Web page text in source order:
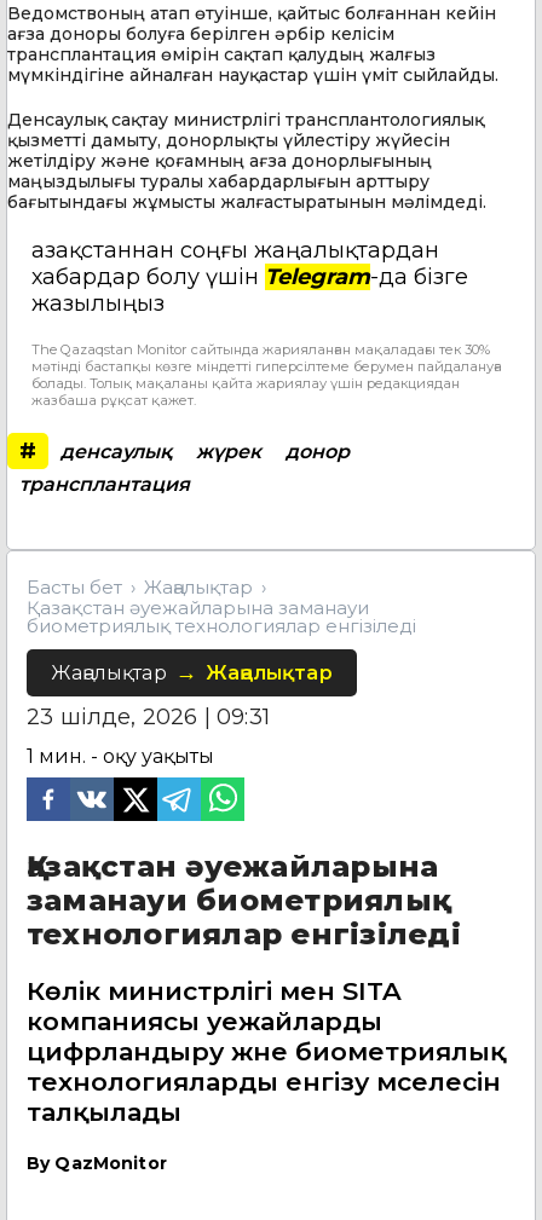
Ведомствоның атап өтуінше, қайтыс болғаннан кейін
ағза доноры болуға берілген әрбір келісім
трансплантация өмірін сақтап қалудың жалғыз
мүмкіндігіне айналған науқастар үшін үміт сыйлайды.
Денсаулық сақтау министрлігі трансплантологиялық
қызметті дамыту, донорлықты үйлестіру жүйесін
жетілдіру және қоғамның ағза донорлығының
маңыздылығы туралы хабардарлығын арттыру
бағытындағы жұмысты жалғастыратынын мәлімдеді.
Қазақстаннан соңғы жаңалықтардан
хабардар болу үшін Telegram-да бізге
жазылыңыз
The Qazaqstan Monitor сайтында жарияланған мақаладағы тек 30%
мәтінді бастапқы көзге міндетті гиперсілтеме берумен пайдалануға
болады. Толық мақаланы қайта жариялау үшін редакциядан
жазбаша рұқсат қажет.
# денсаулық жүрек
донор
трансплантация
Басты бет
Жаңалықтар
Қазақстан әуежайларына заманауи
биометриялық технологиялар енгізіледі
Жаңалықтар Жаңалықтар
23 шілде, 2026 | 09:31
1 мин. - оқу уақыты
Қазақстан әуежайларына
заманауи биометриялық
технологиялар енгізіледі
Көлік министрлігі мен SITA
компаниясы әуежайларды
цифрландыру және биометриялық
технологияларды енгізу мәселесін
талқылады
By QazMonitor